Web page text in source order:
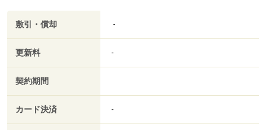
敷引・償却 -
更新料 -
契約期間
カード決済 -